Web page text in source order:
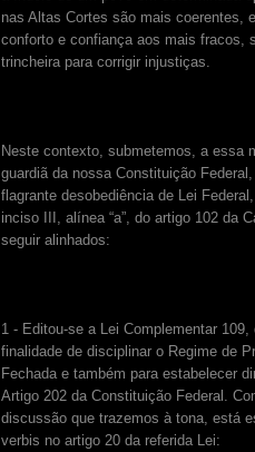
nas Altas Cortes são mais coerentes,
conforto e confiança aos mais fracos,
trincheira para corrigir injustiças.
Neste contexto, submetemos, a essa
guardiã da nossa Constituição
flagrante desobediência de Lei
inciso III, alínea “a”, do artigo 102 da
seguir alinhados:
1 - Editou-se a Lei Complementar
finalidade de disciplinar o Regime de
Fechada e também para estabelecer
Artigo 202 da Constituição Federal.
discussão que trazemos à tona, está
verbis no artigo 20 da referida Lei: